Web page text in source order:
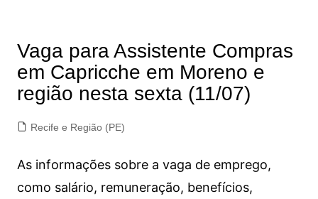
Vaga para Assistente Compras
em Capricche em Moreno e
região nesta sexta (11/07)
Recife e Região (PE)
As informações sobre a vaga de emprego,
como salário, remuneração, benefícios,